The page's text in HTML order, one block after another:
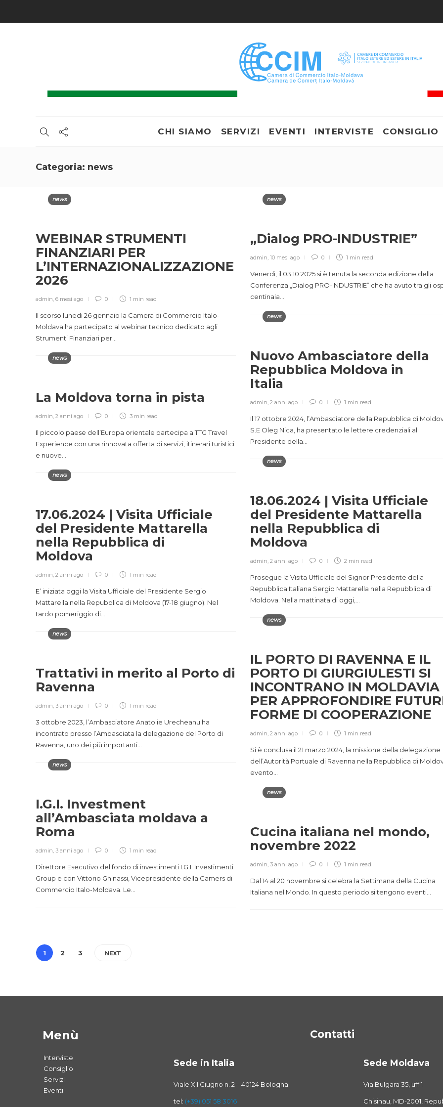
CHI SIAMO SERVIZI EVENTI INTERVISTE CONSIGLIO
Categoria: news
news
WEBINAR STRUMENTI
FINANZIARI PER
L’INTERNAZIONALIZZAZIONE
2026
admin, 6 mesi ago 0 1 min read
Il scorso lunedi 26 gennaio la Camera di Commercio Italo-
Moldava ha partecipato al webinar tecnico dedicato agli
Strumenti Finanziari per…
news
„Dialog PRO-INDUSTRIE”
admin, 10 mesi ago 0 1 min read
Venerdì, il 03.10.2025 si è tenuta la seconda edizione della
Conferenza „Dialog PRO-INDUSTRIE” che ha avuto tra gli
centinaia…
news
Nuovo Ambasciatore della
Repubblica Moldova in
Italia
admin, 2 anni ago 0 1 min read
Il 17 ottobre 2024, l’Ambasciatore della Repubblica di
S.E Oleg Nica, ha presentato le lettere credenziali al
Presidente della…
news
La Moldova torna in pista
admin, 2 anni ago 0 3 min read
Il piccolo paese dell’Europa orientale partecipa a TTG Travel
Experience con una rinnovata offerta di servizi, itinerari turistici
e nuove…
news
18.06.2024 | Visita Ufficiale
del Presidente Mattarella
nella Repubblica di
Moldova
admin, 2 anni ago 0 2 min read
Prosegue la Visita Ufficiale del Signor Presidente della
Repubblica Italiana Sergio Mattarella nella Repubblica di
Moldova. Nella mattinata di oggi,…
news
17.06.2024 | Visita Ufficiale
del Presidente Mattarella
nella Repubblica di
Moldova
admin, 2 anni ago 0 1 min read
E’ iniziata oggi la Visita Ufficiale del Presidente Sergio
Mattarella nella Repubblica di Moldova (17-18 giugno). Nel
tardo pomeriggio di…
news
IL PORTO DI RAVENNA E IL
PORTO DI GIURGIULESTI SI
INCONTRANO IN MOLDAVIA
PER APPROFONDIRE
FORME DI COOPERAZIONE
admin, 2 anni ago 0 1 min read
Si è conclusa il 21 marzo 2024, la missione della delegazione
dell’Autorità Portuale di Ravenna nella Repubblica di
evento…
news
Trattativi in merito al Porto di
Ravenna
admin, 3 anni ago 0 1 min read
3 ottobre 2023, l’Ambasciatore Anatolie Urecheanu ha
incontrato presso l’Ambasciata la delegazione del Porto di
Ravenna, uno dei più importanti…
news
I.G.I. Investment
all’Ambasciata moldava a
Roma
admin, 3 anni ago 0 1 min read
Direttore Esecutivo del fondo di investimenti I.G.I. Investimenti
Group e con Vittorio Ghinassi, Vicepresidente della Camers di
Commercio Italo-Moldava. Le…
news
Cucina italiana nel mondo,
novembre 2022
admin, 3 anni ago 0 1 min read
Dal 14 al 20 novembre si celebra la Settimana della Cucina
Italiana nel Mondo. In questo periodo si tengono eventi…
1 2 3 NEXT
Menù
Interviste
Consiglio
Servizi
Eventi
Contatti
Sede in Italia
Viale XII Giugno n. 2 – 40124 Bologna
tel: (+39) 051 58 3016
Sede Moldava
Via Bulgara 35, uff.1
Chisinau, MD-2001,